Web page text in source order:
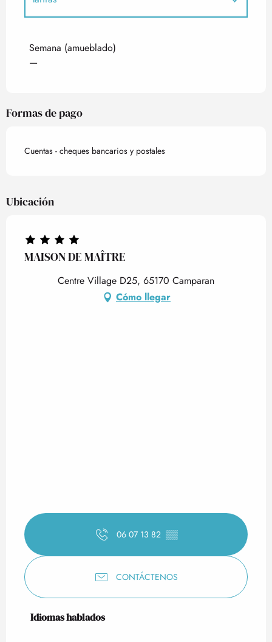
Semana (amueblado)
—
Formas de pago
Cuentas - cheques bancarios y postales
Ubicación
MAISON DE MAÎTRE
Centre Village D25, 65170 Camparan
Cómo llegar
06 07 13 82 ▒▒
CONTÁCTENOS
Idiomas hablados
Idiomas hablados